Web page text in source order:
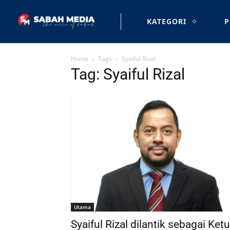
KATEGORI
Home Tags Syaiful Rizal
Tag: Syaiful Rizal
Utama
Syaiful Rizal dilantik sebagai